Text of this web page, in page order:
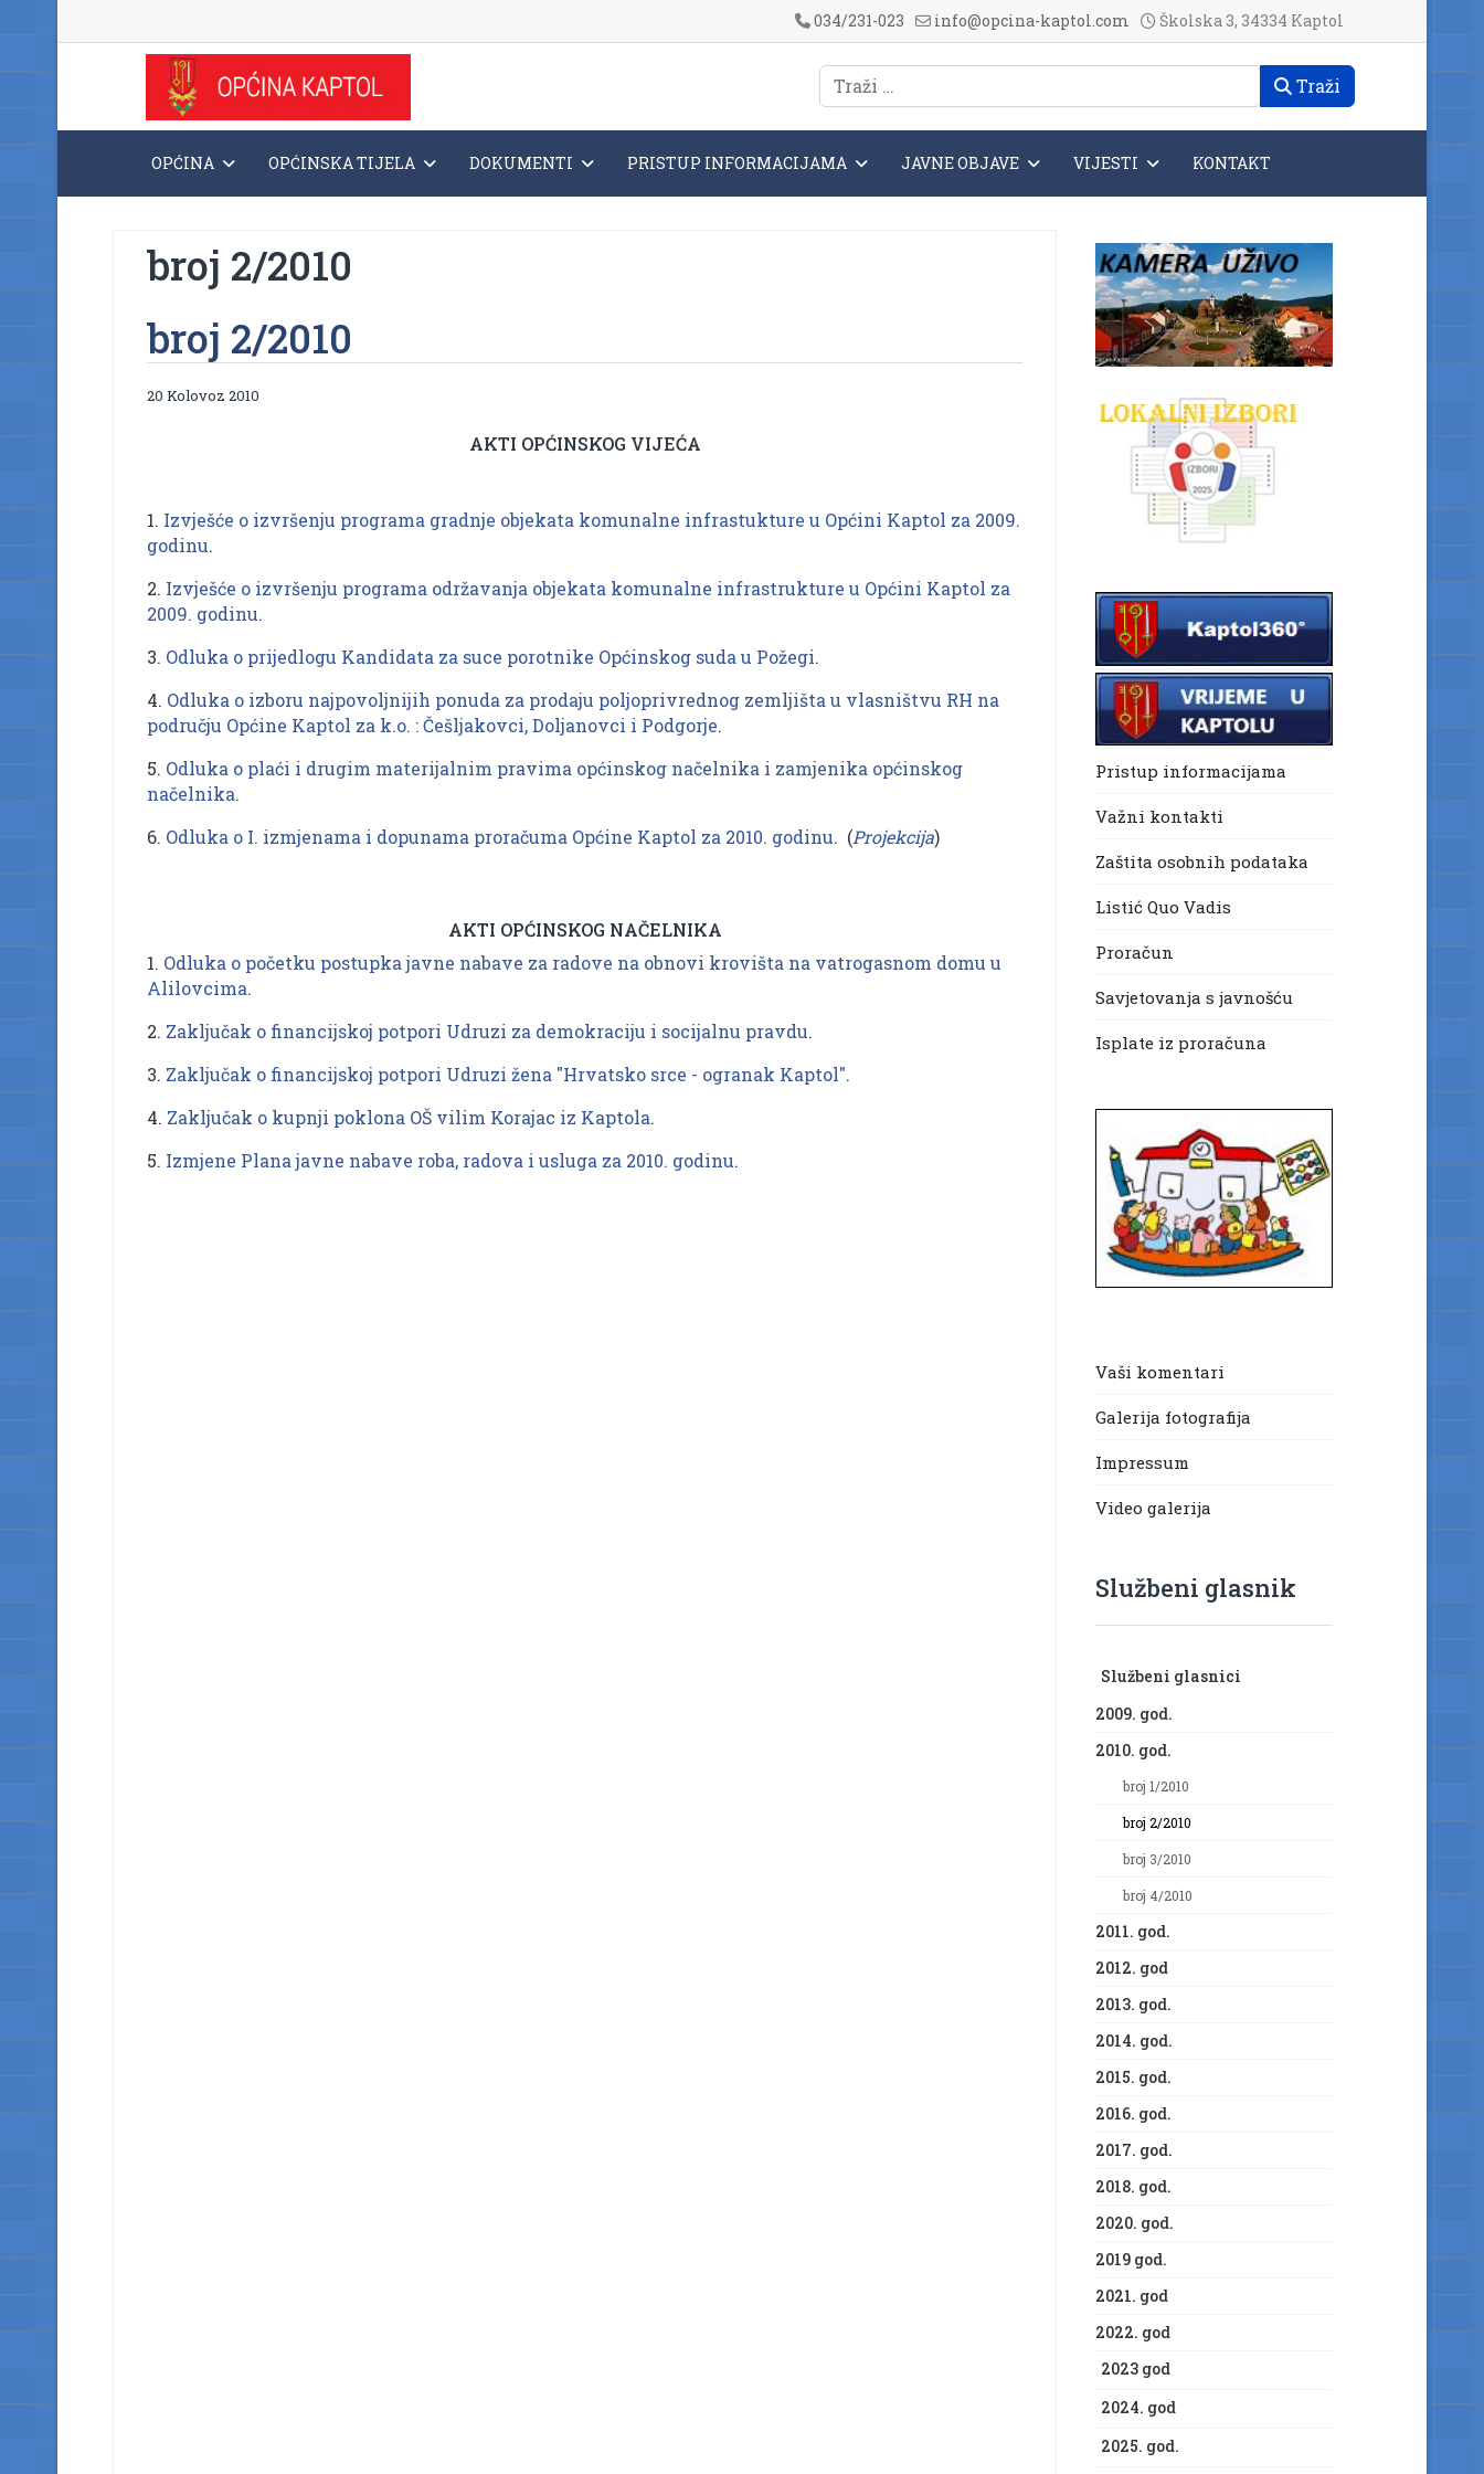
034/231-023 info@opcina-kaptol.com Školska 3, 34334 Kaptol
Traži
OPĆINA OPĆINSKA TIJELA DOKUMENTI PRISTUP INFORMACIJAMA JAVNE OBJAVE VIJESTI KONTAKT
broj 2/2010
broj 2/2010
20 Kolovoz 2010
AKTI OPĆINSKOG VIJEĆA
1. Izvješće o izvršenju programa gradnje objekata komunalne infrastukture u Općini Kaptol za 2009.
godinu.
2. Izvješće o izvršenju programa održavanja objekata komunalne infrastrukture u Općini Kaptol za
2009. godinu.
3. Odluka o prijedlogu Kandidata za suce porotnike Općinskog suda u Požegi.
4. Odluka o izboru najpovoljnijih ponuda za prodaju poljoprivrednog zemljišta u vlasništvu RH na
području Općine Kaptol za k.o. : Češljakovci, Doljanovci i Podgorje.
5. Odluka o plaći i drugim materijalnim pravima općinskog načelnika i zamjenika općinskog
načelnika.
6. Odluka o I. izmjenama i dopunama proračuma Općine Kaptol za 2010. godinu. (Projekcija)
AKTI OPĆINSKOG NAČELNIKA
1. Odluka o početku postupka javne nabave za radove na obnovi krovišta na vatrogasnom domu u
Alilovcima.
2. Zaključak o financijskoj potpori Udruzi za demokraciju i socijalnu pravdu.
3. Zaključak o financijskoj potpori Udruzi žena "Hrvatsko srce - ogranak Kaptol".
4. Zaključak o kupnji poklona OŠ vilim Korajac iz Kaptola.
5. Izmjene Plana javne nabave roba, radova i usluga za 2010. godinu.
Pristup informacijama
Važni kontakti
Zaštita osobnih podataka
Listić Quo Vadis
Proračun
Savjetovanja s javnošću
Isplate iz proračuna
Vaši komentari
Galerija fotografija
Impressum
Video galerija
Službeni glasnik
Službeni glasnici
2009. god.
2010. god.
broj 1/2010
broj 2/2010
broj 3/2010
broj 4/2010
2011. god.
2012. god
2013. god.
2014. god.
2015. god.
2016. god.
2017. god.
2018. god.
2020. god.
2019 god.
2021. god
2022. god
2023 god
2024. god
2025. god.